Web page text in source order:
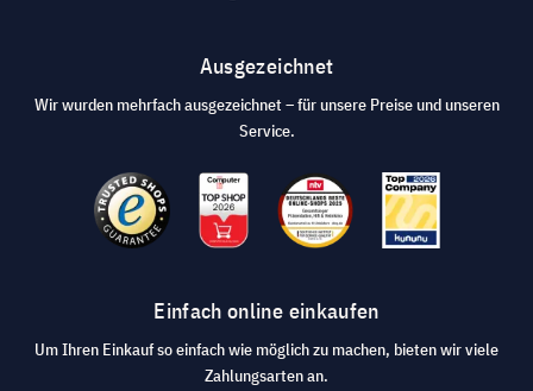
Ausgezeichnet
Wir wurden mehrfach ausgezeichnet – für unsere Preise und unseren
Service.
Einfach online einkaufen
Um Ihren Einkauf so einfach wie möglich zu machen, bieten wir viele
Zahlungsarten an.